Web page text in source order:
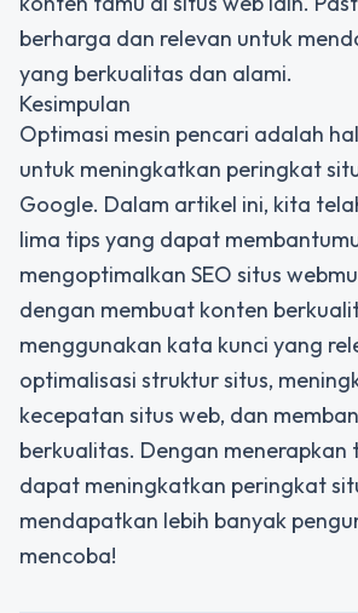
berharga dan relevan untuk
yang berkualitas dan alami.
Kesimpulan
Optimasi mesin pencari adalah
untuk meningkatkan peringkat
Google. Dalam artikel ini, kita
lima tips yang dapat
mengoptimalkan SEO situs
dengan membuat konten
menggunakan kata kunci yang
optimalisasi struktur situs,
kecepatan situs web, dan
berkualitas. Dengan menerapkan
dapat meningkatkan peringkat
mendapatkan lebih banyak
mencoba!